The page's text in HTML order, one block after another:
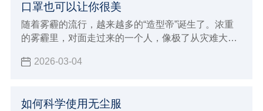
口罩也可以让你很美
随着雾霾的流行，越来越多的“造型帝”诞生了。浓重
的雾霾里，对面走过来的一个人，像极了从灾难大片
2026-03-04
如何科学使用无尘服